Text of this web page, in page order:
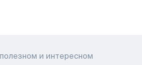
и интересном